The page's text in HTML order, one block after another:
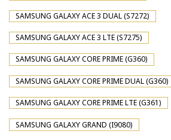
SAMSUNG GALAXY ACE 3 DUAL (S7272)
SAMSUNG GALAXY ACE 3 LTE (S7275)
SAMSUNG GALAXY CORE PRIME (G360)
SAMSUNG GALAXY CORE PRIME DUAL (G360)
SAMSUNG GALAXY CORE PRIME LTE (G361)
SAMSUNG GALAXY GRAND (I9080)